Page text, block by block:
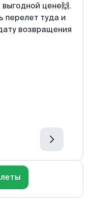
цене🙌.
туда и
возвращения